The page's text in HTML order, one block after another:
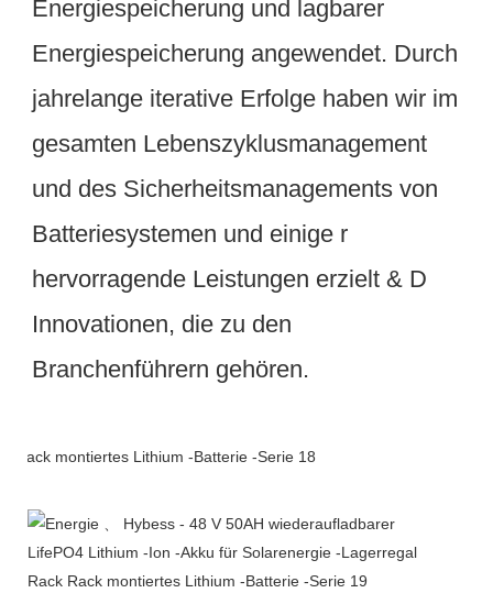
Energiespeicherung und lagbarer
Energiespeicherung angewendet. Durch
jahrelange iterative Erfolge haben wir im
gesamten Lebenszyklusmanagement
und des Sicherheitsmanagements von
Batteriesystemen und einige r
hervorragende Leistungen erzielt & D
Innovationen, die zu den